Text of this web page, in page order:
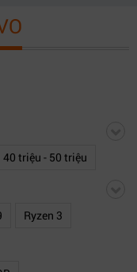
40 triệu - 50 triệu
45 triệu - 50 triệu
Ryzen 3